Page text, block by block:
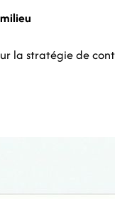
milieu
la stratégie de